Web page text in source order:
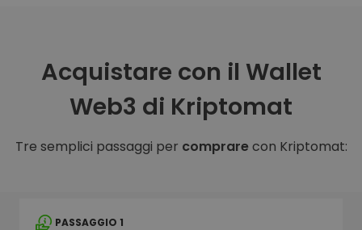
Acquistare con il Wallet
Web3 di Kriptomat
Tre semplici passaggi per comprarecon Kriptomat:
PASSAGGIO 1